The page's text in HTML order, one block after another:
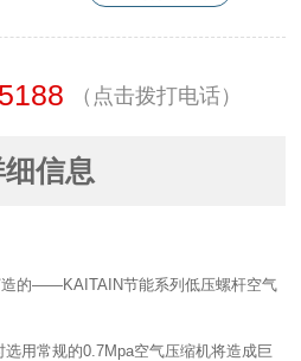
（点击拨打电话）
信息
造的——KAITAIN节能系列低压螺杆空气
用常规的0.7Mpa空气压缩机将造成巨